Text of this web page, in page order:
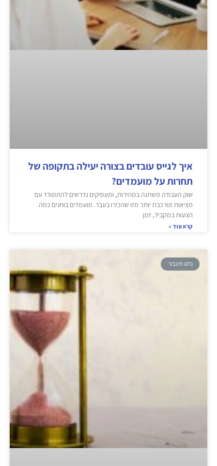
איך לגייס עובדים בצורה יעילה בתקופה של
תחרות על מועמדים?
שוק העבודה משתנה במהירות, ומעסיקים נדרשים להתמודד עם
מציאות מורכבת יותר מזו שהכירו בעבר. מועמדים בוחנים כמה
הצעות במקביל, זמן
קרא עוד »
בלוג תיגבור